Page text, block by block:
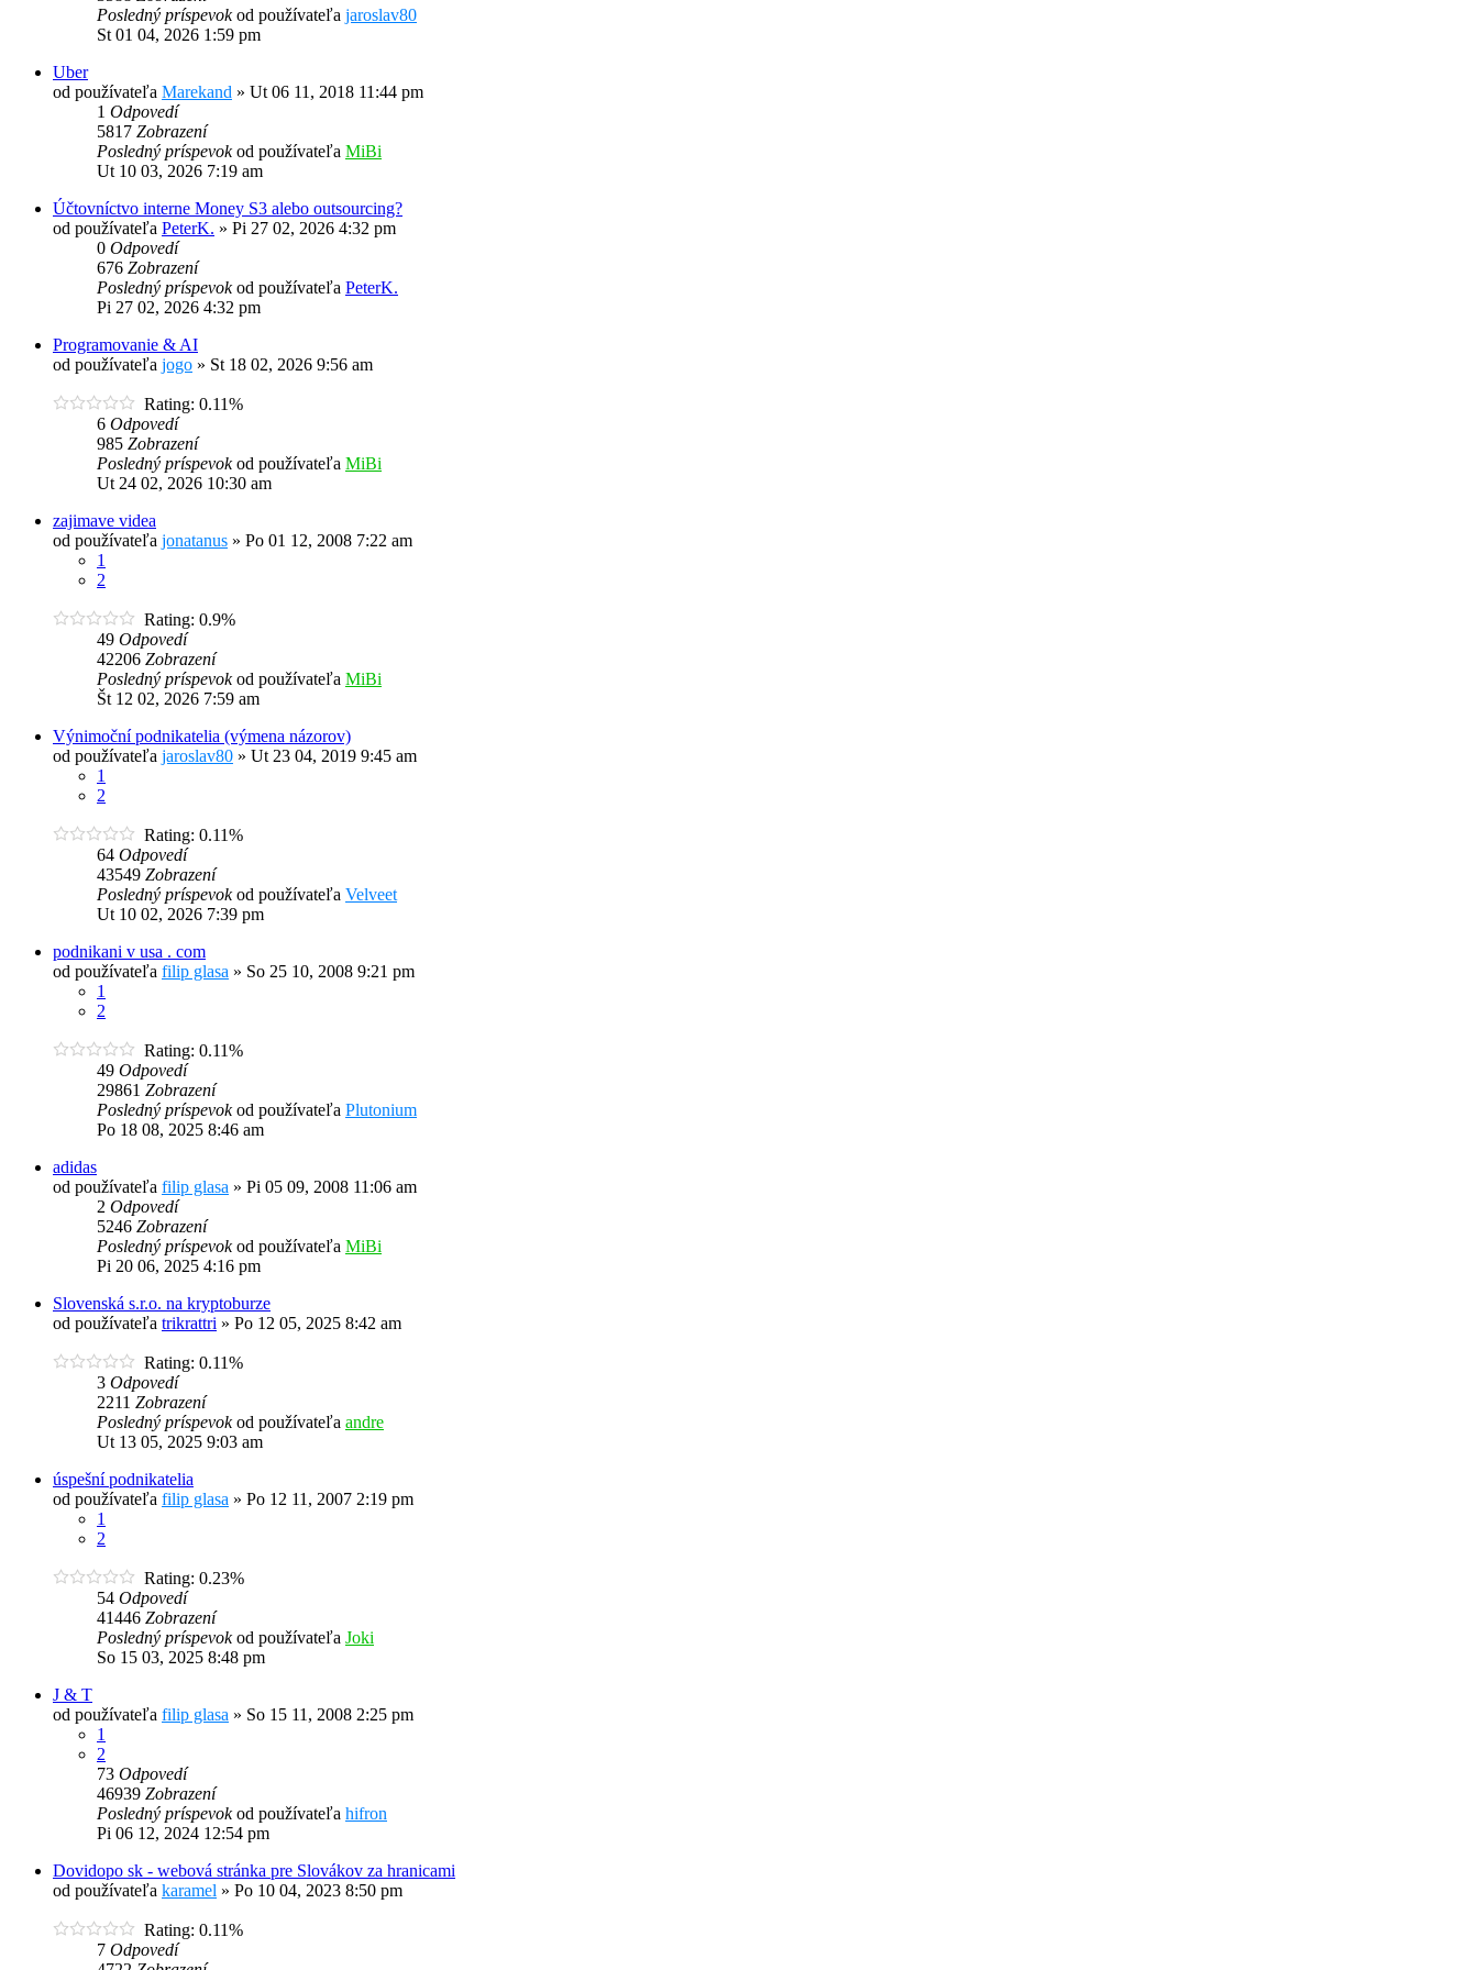
Posledný príspevokod používateľa jaroslav80
St 01 04, 2026 1:59 pm
Uber
od používateľa Marekand » Ut 06 11, 2018 11:44 pm
1 Odpovedí
5817 Zobrazení
Posledný príspevokod používateľa MiBi
Ut 10 03, 2026 7:19 am
Účtovníctvo interne Money S3 alebo outsourcing?
od používateľa PeterK. » Pi 27 02, 2026 4:32 pm
0 Odpovedí
676 Zobrazení
Posledný príspevokod používateľa PeterK.
Pi 27 02, 2026 4:32 pm
Programovanie & AI
od používateľa jogo » St 18 02, 2026 9:56 am
Rating: 0.11%
6 Odpovedí
985 Zobrazení
Posledný príspevokod používateľa MiBi
Ut 24 02, 2026 10:30 am
zajimave videa
od používateľa jonatanus » Po 01 12, 2008 7:22 am
1
2
Rating: 0.9%
49 Odpovedí
42206 Zobrazení
Posledný príspevokod používateľa MiBi
Št 12 02, 2026 7:59 am
Výnimoční podnikatelia (výmena názorov)
od používateľa jaroslav80 » Ut 23 04, 2019 9:45 am
1
2
Rating: 0.11%
64 Odpovedí
43549 Zobrazení
Posledný príspevokod používateľa Velveet
Ut 10 02, 2026 7:39 pm
podnikani v usa . com
od používateľa filip glasa » So 25 10, 2008 9:21 pm
1
2
Rating: 0.11%
49 Odpovedí
29861 Zobrazení
Posledný príspevokod používateľa Plutonium
Po 18 08, 2025 8:46 am
adidas
od používateľa filip glasa » Pi 05 09, 2008 11:06 am
2 Odpovedí
5246 Zobrazení
Posledný príspevokod používateľa MiBi
Pi 20 06, 2025 4:16 pm
Slovenská s.r.o. na kryptoburze
od používateľa trikrattri » Po 12 05, 2025 8:42 am
Rating: 0.11%
3 Odpovedí
2211 Zobrazení
Posledný príspevokod používateľa andre
Ut 13 05, 2025 9:03 am
úspešní podnikatelia
od používateľa filip glasa » Po 12 11, 2007 2:19 pm
1
2
Rating: 0.23%
54 Odpovedí
41446 Zobrazení
Posledný príspevokod používateľa Joki
So 15 03, 2025 8:48 pm
J & T
od používateľa filip glasa » So 15 11, 2008 2:25 pm
1
2
73 Odpovedí
46939 Zobrazení
Posledný príspevokod používateľa hifron
Pi 06 12, 2024 12:54 pm
Dovidopo sk - webová stránka pre Slovákov za hranicami
od používateľa karamel » Po 10 04, 2023 8:50 pm
Rating: 0.11%
7 Odpovedí